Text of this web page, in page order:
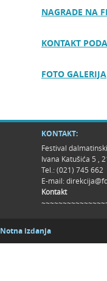
NAGRADE NA
KONTAKT
FOTO GALERIJA
KONTAKT:
Festival
Ivana Katušića 5 ,
Tel.: (021) 745 662
E-mail:
Kontakt
Notna izdanja